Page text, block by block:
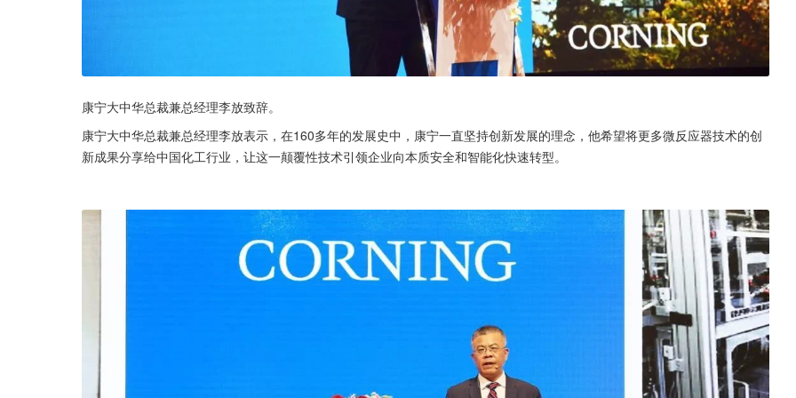
康宁大中华总裁兼总经理李放致辞。
康宁大中华总裁兼总经理李放表示，在160多年的发展史中，康宁一直坚持创新发展的理念，他希望将更多微反应器技术的创
新成果分享给中国化工行业，让这一颠覆性技术引领企业向本质安全和智能化快速转型。